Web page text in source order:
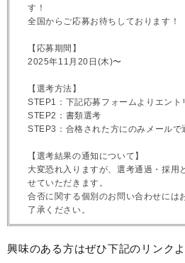
す！
全国からご応募お待ちしております！
【応募期間】
2025年11月20日(木)〜
【選考方法】
STEP1：下記応募フォームよりエント
STEP2：書類選考
STEP3：合格された方にのみメールで
【選考結果の通知について】
大変恐れ入りますが、選考通過・採用
せていただきます。
合否に関する個別のお問い合わせには
了承ください。
興味のある方はぜひ下記のリンク